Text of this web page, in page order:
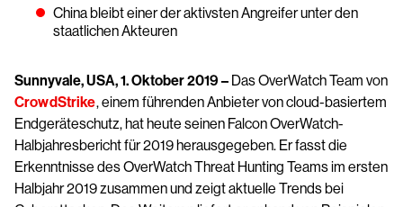
China bleibt einer der aktivsten Angreifer unter den
staatlichen Akteuren
Sunnyvale, USA, 1. Oktober 2019 – Das OverWatch Team von
CrowdStrike, einem führenden Anbieter von cloud-basiertem
Endgeräteschutz, hat heute seinen Falcon OverWatch-
Halbjahresbericht für 2019 herausgegeben. Er fasst die
Erkenntnisse des OverWatch Threat Hunting Teams im ersten
Halbjahr 2019 zusammen und zeigt aktuelle Trends bei